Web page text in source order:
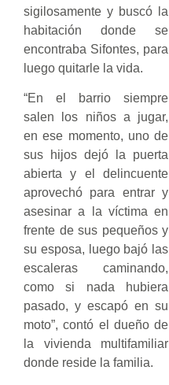
sigilosamente y buscó la
habitación donde se
encontraba Sifontes, para
luego quitarle la vida.
“En el barrio siempre
salen los niños a jugar,
en ese momento, uno de
sus hijos dejó la puerta
abierta y el delincuente
aprovechó para entrar y
asesinar a la víctima en
frente de sus pequeños y
su esposa, luego bajó las
escaleras caminando,
como si nada hubiera
pasado, y escapó en su
moto”, contó el dueño de
la vivienda multifamiliar
donde reside la familia.